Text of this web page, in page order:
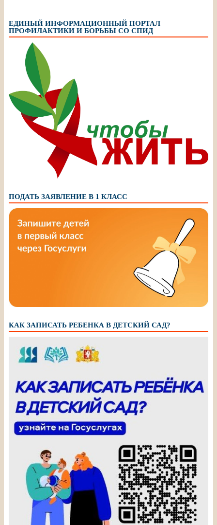
ЕДИНЫЙ ИНФОРМАЦИОННЫЙ ПОРТАЛ
ПРОФИЛАКТИКИ И БОРЬБЫ СО СПИД
ПОДАТЬ ЗАЯВЛЕНИЕ В 1 КЛАСС
КАК ЗАПИСАТЬ РЕБЕНКА В ДЕТСКИЙ САД?